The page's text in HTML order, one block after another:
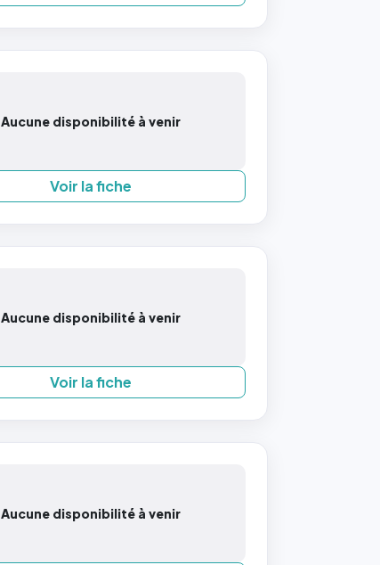
Aucune disponibilité à venir
Voir la fiche
Aucune disponibilité à venir
Voir la fiche
Aucune disponibilité à venir